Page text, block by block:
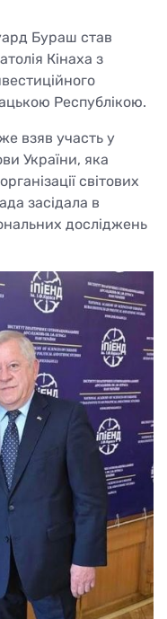
Бураш став
Кінаха з
Республікою.
взяв участь у
України, яка
світових
засідала в
досліджень